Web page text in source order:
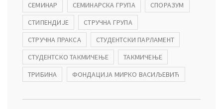
СЕМИНАР
СЕМИНАРСКА ГРУПА
СПОРАЗУМ
СТИПЕНДИЈЕ
СТРУЧНА ГРУПА
СТРУЧНА ПРАКСА
СТУДЕНТСКИ ПАРЛАМЕНТ
СТУДЕНТСКО ТАКМИЧЕЊЕ
ТАКМИЧЕЊЕ
ТРИБИНА
ФОНДАЦИЈА МИРКО ВАСИЉЕВИЋ